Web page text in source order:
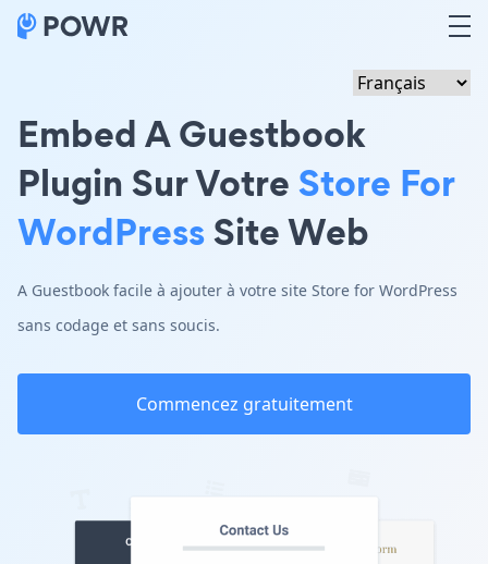
Embed A Guestbook
Plugin Sur VotreStore For
WordPressSite Web
A Guestbook facile à ajouter à votre site Store for WordPress
sans codage et sans soucis.
Commencez gratuitement